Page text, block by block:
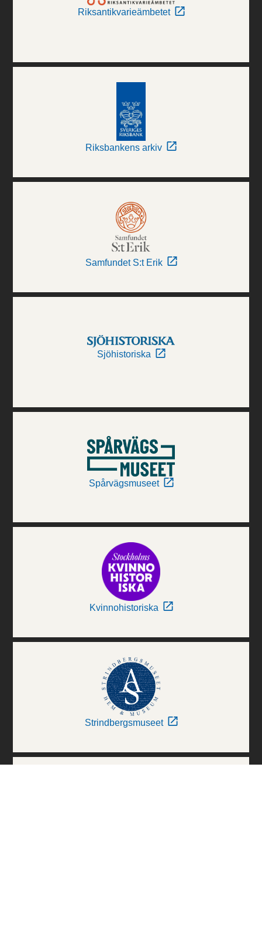
Riksantikvarieämbetet
Riksbankens arkiv
Samfundet S:t Erik
Sjöhistoriska
Spårvägsmuseet
Kvinnohistoriska
Strindbergsmuseet